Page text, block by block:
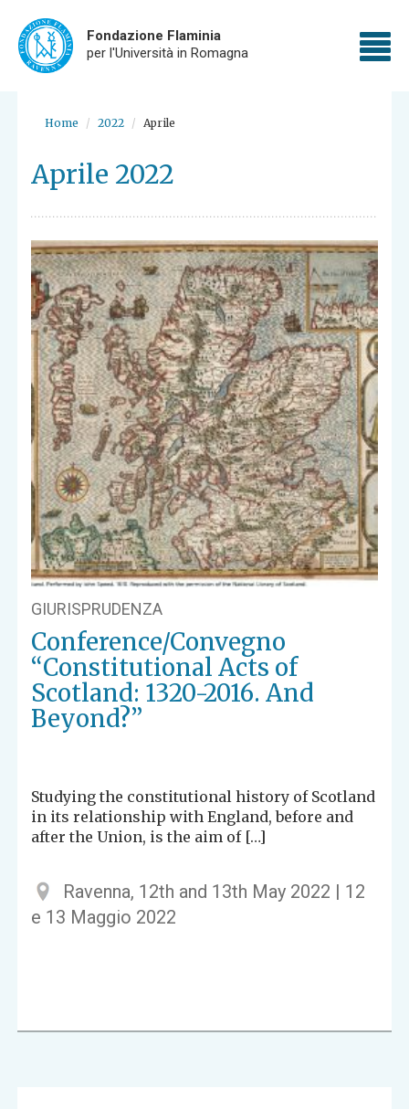
Fondazione Flaminia
per l'Università in Romagna
Home 2022 Aprile
Aprile 2022
GIURISPRUDENZA
Conference/Convegno
“Constitutional Acts of
Scotland: 1320-2016. And
Beyond?”
Studying the constitutional history of Scotland
in its relationship with England, before and
after the Union, is the aim of […]
Ravenna, 12th and 13th May 2022 | 12
e 13 Maggio 2022